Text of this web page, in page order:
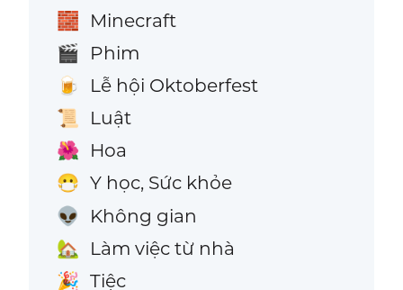
🧱 Minecraft
🎬 Phim
🍺 Lễ hội Oktoberfest
📜 Luật
🌺 Hoa
😷 Y học, Sức khỏe
👽 Không gian
🏡 Làm việc từ nhà
🎉 Tiệc